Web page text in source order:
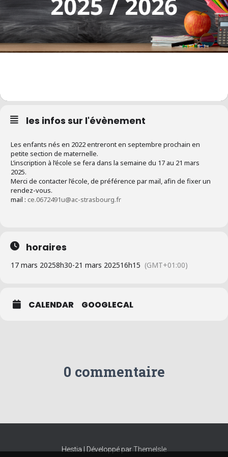
les infos sur l'évènement
Les enfants nés en 2022 entreront en septembre prochain en
petite section de maternelle.
L’inscription à l’école se fera dans la semaine du 17 au 21 mars
2025.
Merci de contacter l’école, de préférence par mail, afin de fixer un
rendez-vous.
mail : ce.0672491u@ac-strasbourg.fr
horaires
17 mars 20258h30-21 mars 202516h15 (GMT+01:00)
CALENDAR GOOGLECAL
0 commentaire
Hestia | Développé parThemeIsle